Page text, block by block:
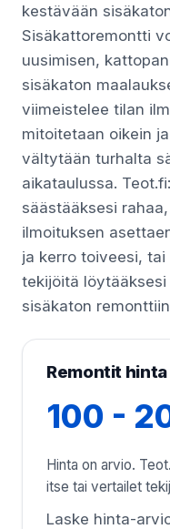
kestävään
Sisäkattoremontti
uusimisen,
sisäkaton
viimeistelee tilan
mitoitetaan oikein
vältytään turhalta
aikataulussa.
säästääksesi
ilmoituksen
ja kerro toiveesi,
tekijöitä
sisäkaton
Remontit hinta
100 -
Hinta on arvio.
itse tai vertailet
Laske hinta-